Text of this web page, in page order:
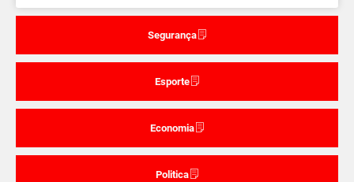
Segurança
Esporte
Economia
Politica